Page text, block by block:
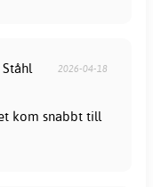
2026-04-18
kom snabbt till